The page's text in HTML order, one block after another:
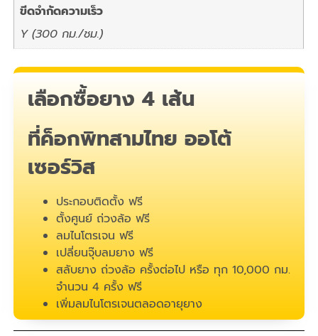
ขีดจำกัดความเร็ว
Y (300 กม./ชม.)
เลือกซื้อยาง 4 เส้น
ที่ค็อกพิทสามไทย ออโต้
เซอร์วิส
ประกอบติดตั้ง ฟรี
ตั้งศูนย์ ถ่วงล้อ ฟรี
ลมไนโตรเจน ฟรี
เปลี่ยนจุ๊บลมยาง ฟรี
สลับยาง ถ่วงล้อ ครั้งต่อไป หรือ ทุก 10,000 กม.
จำนวน 4 ครั้ง ฟรี
เพิ่มลมไนโตรเจนตลอดอายุยาง